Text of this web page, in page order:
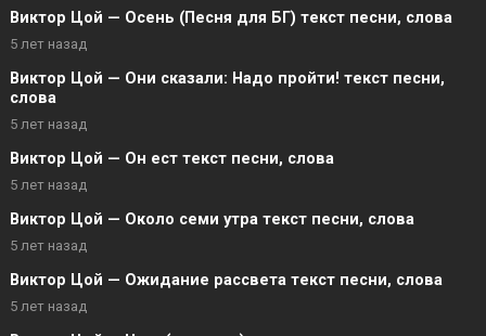
Виктор Цой — Осень (Песня для БГ) текст песни, слова
5 лет назад
Виктор Цой — Они сказали: Надо пройти! текст песни,
слова
5 лет назад
Виктор Цой — Он ест текст песни, слова
5 лет назад
Виктор Цой — Около семи утра текст песни, слова
5 лет назад
Виктор Цой — Ожидание рассвета текст песни, слова
5 лет назад